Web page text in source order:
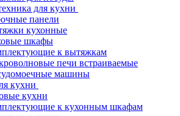
для кухни
панели
кухонные
шкафы
к вытяжкам
печи встраиваемые
машины
кухни
кухни
к кухонным шкафам